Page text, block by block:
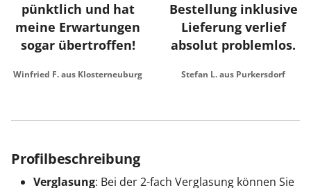
pünktlich und hat
meine Erwartungen
sogar übertroffen!
Winfried F. aus Klosterneuburg
Bestellung inklusive
Lieferung verlief
absolut problemlos.
Stefan L. aus Purkersdorf
Profilbeschreibung
Verglasung: Bei der 2-fach Verglasung können Sie